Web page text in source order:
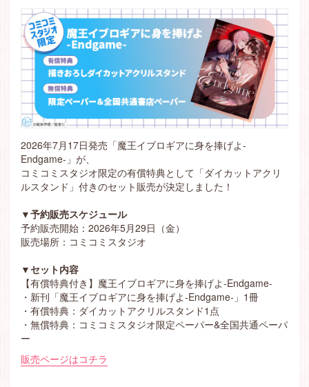
2026年7月17日発売「魔王イブロギアに身を捧げよ-
Endgame-」が、
コミコミスタジオ限定の有償特典として「ダイカットアクリ
ルスタンド」付きのセット販売が決定しました！
▼予約販売スケジュール
予約販売開始：2026年5月29日（金）
販売場所：コミコミスタジオ
▼セット内容
【有償特典付き】魔王イブロギアに身を捧げよ-Endgame-
・新刊「魔王イブロギアに身を捧げよ-Endgame-」1冊
・有償特典：ダイカットアクリルスタンド1点
・無償特典：コミコミスタジオ限定ペーパー&全国共通ペーパ
ー
販売ページはコチラ